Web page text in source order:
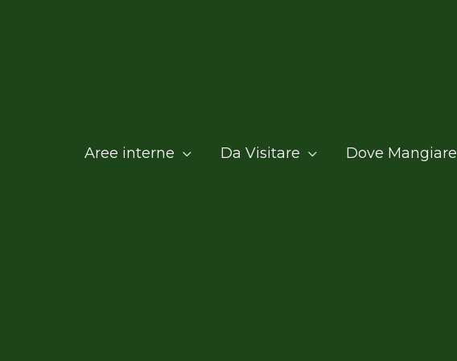
Aree interne Da Visitare Dove Mangiare